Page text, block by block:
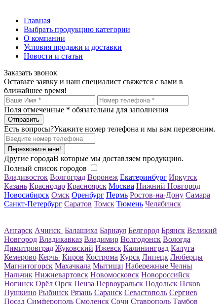
Главная
Выбрать продукцию категории
О компании
Условия продажи и доставки
Новости и статьи
Заказать звонок
Оставьте заявку и наш специалист свяжется с вами в
ближайшее время!
Поля отмеченные * обязательны для заполнения
Есть вопросы?Укажите номер телефона и мы вам перезвоним.
Перезвоните мне!
Другие городаВ которые мы доставляем продукцию.
Полный список городов
Владивосток Волгоград Воронеж Екатеринбург Иркутск
Казань Краснодар Красноярск Москва Нижний Новгород
Новосибирск Омск Оренбург Пермь Ростов-на-Дону Самара
Санкт-Петербург Саратов Томск Тюмень Челябинск
Ангарск Ачинск Балашиха Барнаул Белгород Брянск Великий
Новгород Владикавказ Владимир Волгодонск Вологда
Димитровград Жуковский Ижевск Калининград Калуга
Кемерово Керчь Киров Кострома Курск Липецк Люберцы
Магнитогорск Махачкала Мытищи Набережные Челны
Нальчик Нижневартовск Новомосковск Новороссийск
Ногинск Орёл Орск Пенза Первоуральск Подольск Псков
Пушкино Рыбинск Рязань Саранск Севастополь Сергиев
Посад Симферополь Смоленск Сочи Ставрополь Тамбов